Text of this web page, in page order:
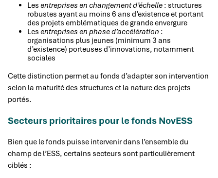
Les entreprises en changement d’échelle : structures
robustes ayant au moins 6 ans d’existence et portant
des projets emblématiques de grande envergure
Les entreprises en phase d’accélération :
organisations plus jeunes (minimum 3 ans
d’existence) porteuses d’innovations, notamment
sociales
Cette distinction permet au fonds d’adapter son intervention
selon la maturité des structures et la nature des projets
portés.
Secteurs prioritaires pour le fonds NovESS
Bien que le fonds puisse intervenir dans l’ensemble du
champ de l’ESS, certains secteurs sont particulièrement
ciblés :